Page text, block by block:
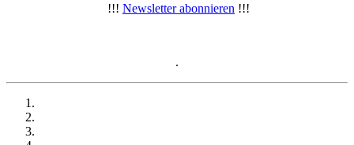
!!! Newsletter abonnieren !!!
.